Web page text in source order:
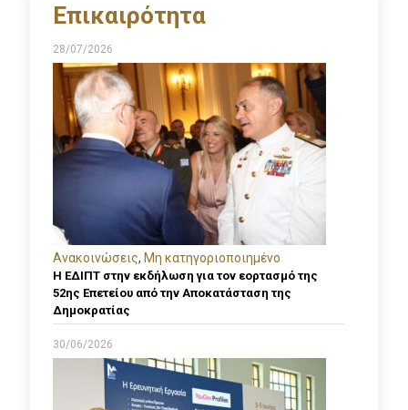
Επικαιρότητα
28/07/2026
Ανακοινώσεις, Μη κατηγοριοποιημένο
Η ΕΔΙΠΤ στην εκδήλωση για τον εορτασμό της
52ης Επετείου από την Αποκατάσταση της
Δημοκρατίας
30/06/2026